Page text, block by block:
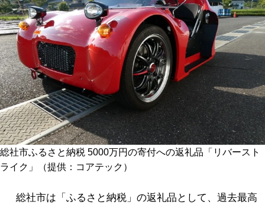
総社市ふるさと納税 5000万円の寄付への返礼品「リバースト
ライク」（提供：コアテック）
総社市は「ふるさと納税」の返礼品として、過去最高